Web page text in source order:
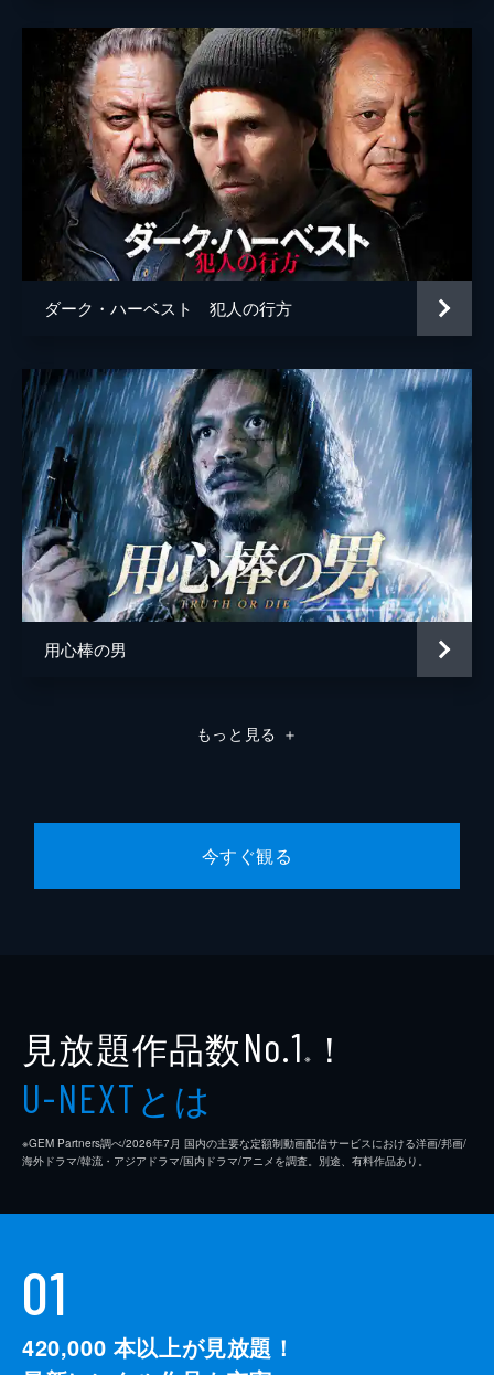
ダーク・ハーベスト 犯人の行方
用心棒の男
もっと見る ＋
今すぐ観る
見放題作品数No.1 ※ ！
U-NEXTとは
※GEM Partners調べ/2026年7⽉ 国内の主要な定額制動画配信サービスにおける洋画/邦画/
海外ドラマ/韓流・アジアドラマ/国内ドラマ/アニメを調査。別途、有料作品あり。
01
420,000 本以上が見放題！